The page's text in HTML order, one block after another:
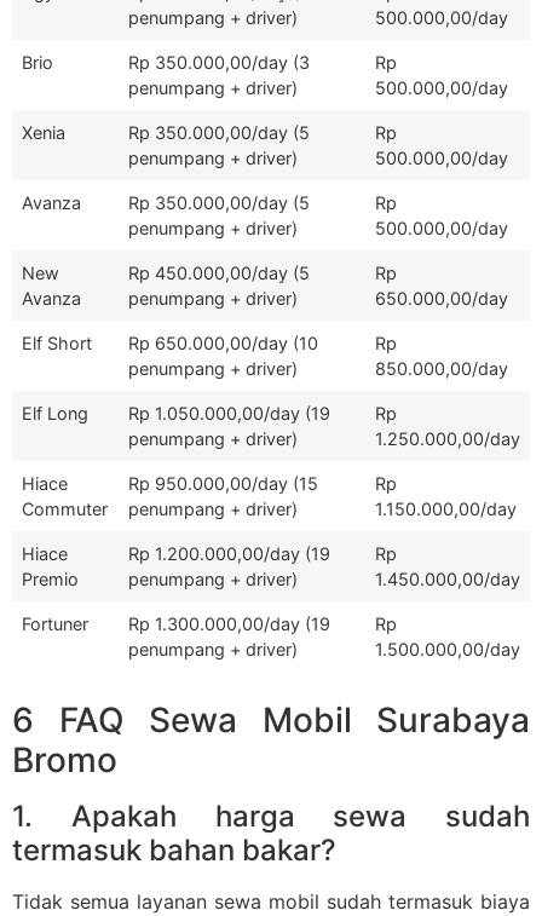
penumpang + driver)
500.000,00/day
Brio
Rp 350.000,00/day (3
penumpang + driver)
Rp
500.000,00/day
Xenia
Rp 350.000,00/day (5
penumpang + driver)
Rp
500.000,00/day
Avanza
Rp 350.000,00/day (5
penumpang + driver)
Rp
500.000,00/day
New
Avanza
Rp 450.000,00/day (5
penumpang + driver)
Rp
650.000,00/day
Elf Short
Rp 650.000,00/day (10
penumpang + driver)
Rp
850.000,00/day
Elf Long
Rp 1.050.000,00/day (19
penumpang + driver)
Rp
1.250.000,00/day
Hiace
Commuter
Rp 950.000,00/day (15
penumpang + driver)
Rp
1.150.000,00/day
Hiace
Premio
Rp 1.200.000,00/day (19
penumpang + driver)
Rp
1.450.000,00/day
Fortuner
Rp 1.300.000,00/day (19
penumpang + driver)
Rp
1.500.000,00/day
6 FAQ Sewa Mobil Surabaya
Bromo
1. Apakah harga sewa sudah
termasuk bahan bakar?
Tidak semua layanan sewa mobil sudah termasuk biaya